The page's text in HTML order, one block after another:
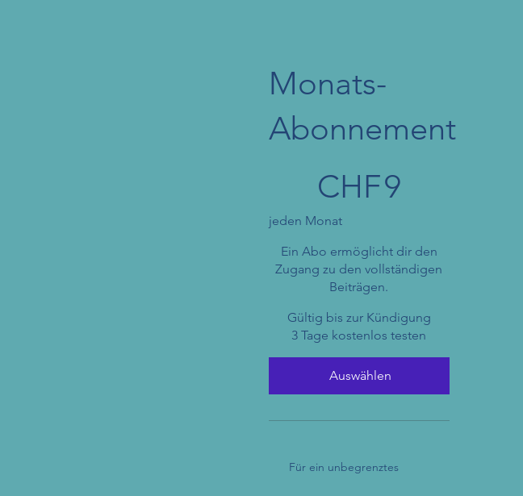
Monats-
Abonnement
CHF9
jeden Monat
Ein Abo ermöglicht dir den
Zugang zu den vollständigen
Beiträgen.
Gültig bis zur Kündigung
3 Tage kostenlos testen
Auswählen
Für ein unbegrenztes